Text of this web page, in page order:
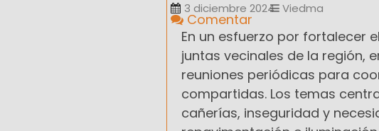
3 diciembre 2024 Viedma
Comentar
En un esfuerzo por fortalecer
juntas vecinales de la región,
reuniones periódicas para
compartidas. Los temas
cañerías, inseguridad y